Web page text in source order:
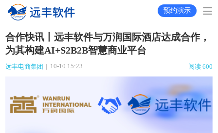
预约演示
合作快讯丨远丰软件与万润国际酒店达成合作，
为其构建AI+S2B2B智慧商业平台
远丰电商集团 | 10-10 15:23 阅读 600